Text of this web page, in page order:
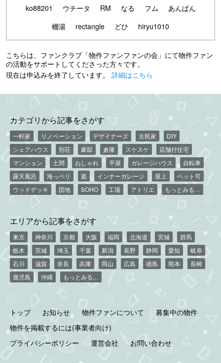
ko88201
ウチータ RM なる フム
あんぱん
棚湯
rectangle どひ hiryu1010
こちらは、ファンクラブ「物件ファンファンの会」にて物件ファン
の活動をサポートしてくださった方々です。
現在は申込みを終了しています。 詳細はこちら
カテゴリから記事をさがす
一軒家 リノベーション デザイナーズ 古民家
DIY
シェアハウス
別荘 豪邸 倉庫 スケスケ
店舗付住宅
マンション
土間 おしゃれ 平屋 ガレージハウス
自転車
露天風呂
海っペリ 庭 インナーガレージ 屋上
ペット可
ウッドデッキ
団地 SOHO 工場 アトリエ もっとみる…
エリアから記事をさがす
東京 神奈川 京都 大阪 福岡 北海道 宮城
群馬
栃木
茨城 埼玉 千葉 新潟 長野 静岡 愛知
岐阜
石川
滋賀 奈良 兵庫 岡山 広島 徳島 熊本
長崎
鹿児島
沖縄 もっとみる…
トップ お知らせ 物件ファンについて
募集中の物件
物件を掲載するには(事業者向け)
プライバシーポリシー
運営会社 お問い合わせ